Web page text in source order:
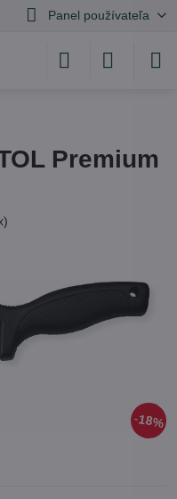
Panel používateľa
18%
Premium